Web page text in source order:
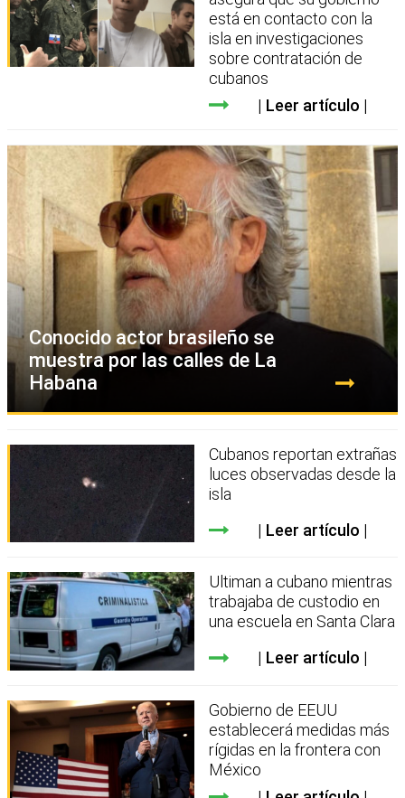
está en contacto con la
isla en investigaciones
sobre contratación de
cubanos
Leer artículo
Conocido actor brasileño se
muestra por las calles de La
Habana
Cubanos reportan extrañas
luces observadas desde la
isla
Leer artículo
Ultiman a cubano mientras
trabajaba de custodio en
una escuela en Santa Clara
Leer artículo
Gobierno de EEUU
establecerá medidas más
rígidas en la frontera con
México